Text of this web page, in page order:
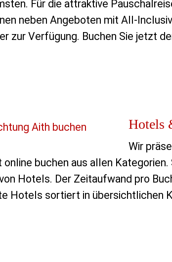
Für die attraktive
neben Angeboten mit All-
zur Verfügung. Buchen Sie jetzt
Hotels
Wir
online buchen aus allen
Hotels. Der Zeitaufwand pro
Hotels sortiert in übersichtlichen